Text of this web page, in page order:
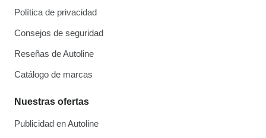
Política de privacidad
Consejos de seguridad
Reseñas de Autoline
Catálogo de marcas
Nuestras ofertas
Publicidad en Autoline